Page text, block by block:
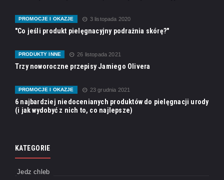
PROMOCJE I OKAZJE 3 listopada 2020
"Co jeśli produkt pielęgnacyjny podrażnia skórę?"
PRODUKTY INNE 26 listopada 2021
Trzy noworoczne przepisy Jamiego Olivera
PROMOCJE I OKAZJE 23 grudnia 2021
6 najbardziej niedocenianych produktów do pielęgnacji urody
(i jak wydobyć z nich to, co najlepsze)
KATEGORIE
Jedz chleb